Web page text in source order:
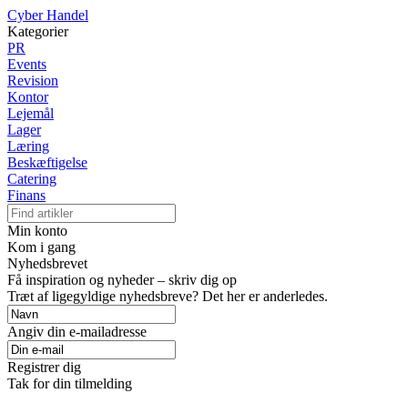
Cyber Handel
Kategorier
PR
Events
Revision
Kontor
Lejemål
Lager
Læring
Beskæftigelse
Catering
Finans
Min konto
Kom i gang
Nyhedsbrevet
Få inspiration og nyheder – skriv dig op
Træt af ligegyldige nyhedsbreve? Det her er anderledes.
Angiv din e-mailadresse
Registrer dig
Tak for din tilmelding